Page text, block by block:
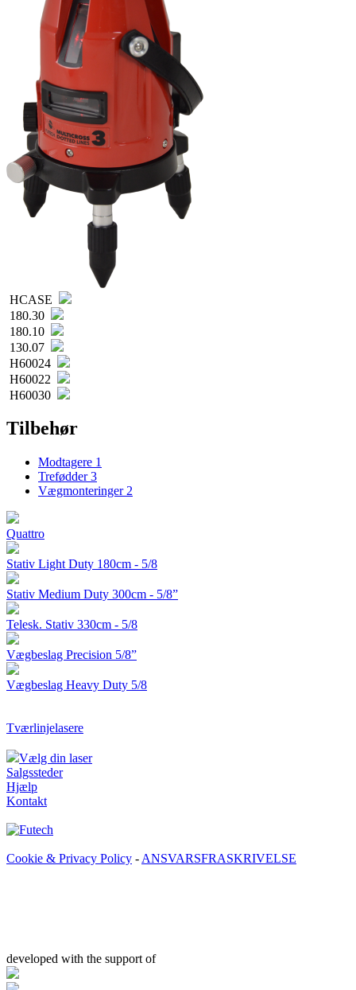
HCASE
180.30
180.10
130.07
H60024
H60022
H60030
Tilbehør
Modtagere 1
Trefødder3
Vægmonteringer 2
Quattro
Stativ Light Duty 180cm - 5/8
Stativ Medium Duty 300cm - 5/8”
Telesk. Stativ 330cm - 5/8
Vægbeslag Precision 5/8”
Vægbeslag Heavy Duty 5/8
Tværlinjelasere
Vælg din laser
Salgssteder
Hjælp
Kontakt
Cookie & Privacy Policy - ANSVARSFRASKRIVELSE
developed with the support of